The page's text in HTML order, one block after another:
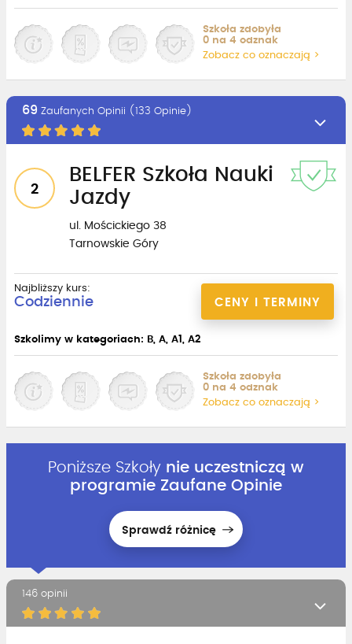
Szkoła zdobyła
0 na 4 odznak
Zobacz co oznaczają >
69 Zaufanych Opinii (133 Opinie)
2
BELFER Szkoła Nauki
Jazdy
ul. Mościckiego 38
Tarnowskie Góry
CENY I TERMINY
Najbliższy kurs:
Codziennie
Szkolimy w kategoriach: B, A, A1, A2
Szkoła zdobyła
0 na 4 odznak
Zobacz co oznaczają >
Poniższe Szkoły nie uczestniczą w
programie Zaufane Opinie
Sprawdź różnicę
146 opinii